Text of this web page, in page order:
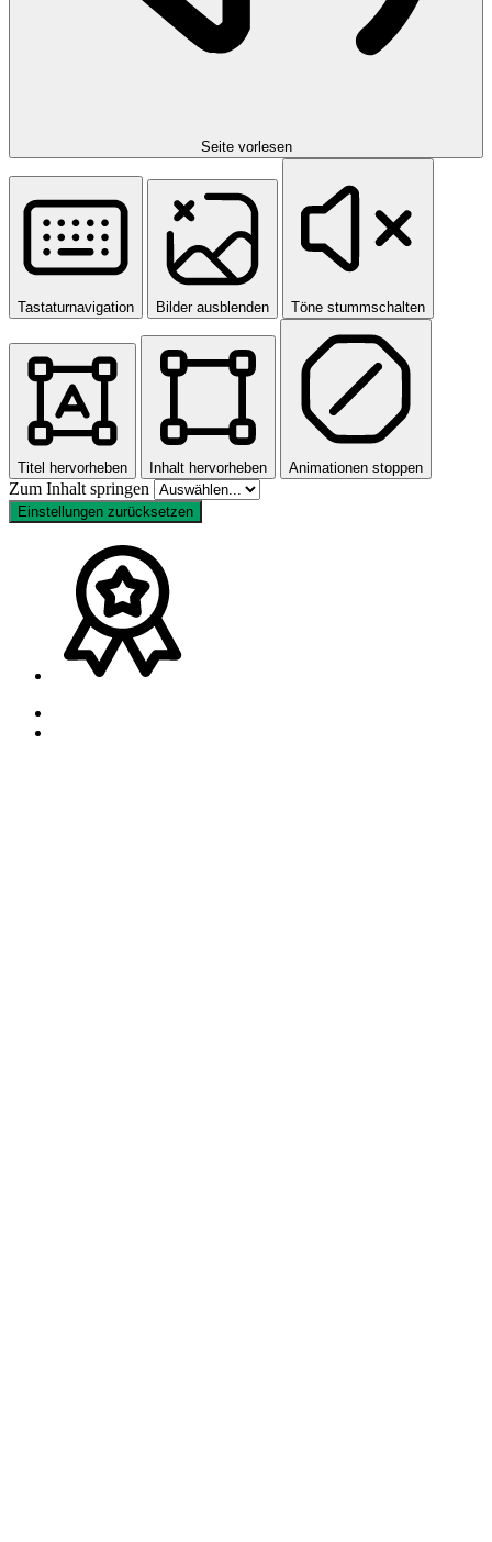
Seite vorlesen
Tastaturnavigation Bilder ausblenden Töne stummschalten
Titel hervorheben Inhalt hervorheben Animationen stoppen
Zum Inhalt springen
Einstellungen zurücksetzen